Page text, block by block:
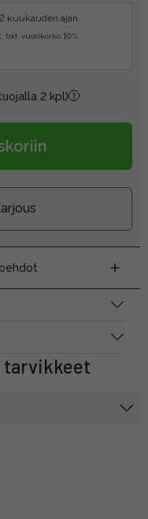
kuukauden ajan.
vuosikorko 10%.
2 kpl)
tarvikkeet